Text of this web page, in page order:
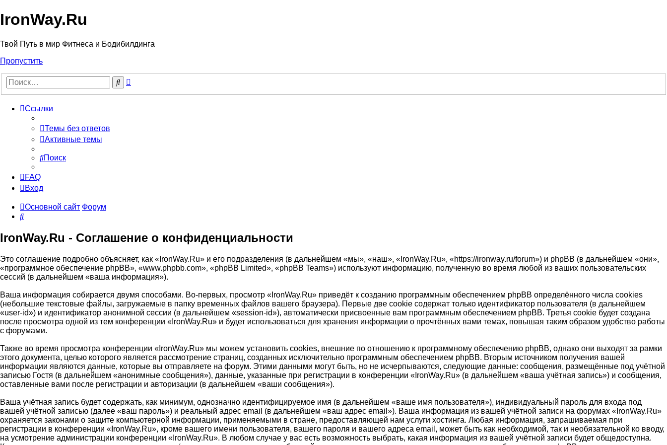
IronWay.Ru
Твой Путь в мир Фитнеса и Бодибилдинга
Пропустить
Поиск
Ссылки
Темы без ответов
Активные темы
Поиск
FAQ
Вход
Основной сайт Форум
Поиск
IronWay.Ru - Соглашение о конфиденциальности
Это соглашение подробно объясняет, как «IronWay.Ru» и его подразделения (в дальнейшем «мы», «наш», «IronWay.Ru», «https://ironway.ru/forum») и phpBB (в дальнейшем «они»,
«программное обеспечение phpBB», «www.phpbb.com», «phpBB Limited», «phpBB Teams») используют информацию, полученную во время любой из ваших пользовательских
сессий (в дальнейшем «ваша информация»).
Ваша информация собирается двумя способами. Во-первых, просмотр «IronWay.Ru» приведёт к созданию программным обеспечением phpBB определённого числа cookies
(небольшие текстовые файлы, загружаемые в папку временных файлов вашего браузера). Первые две cookie содержат только идентификатор пользователя (в дальнейшем
«user-id») и идентификатор анонимной сессии (в дальнейшем «session-id»), автоматически присвоенные вам программным обеспечением phpBB. Третья cookie будет создана
после просмотра одной из тем конференции «IronWay.Ru» и будет использоваться для хранения информации о прочтённых вами темах, повышая таким образом удобство работы
с форумами.
Также во время просмотра конференции «IronWay.Ru» мы можем установить cookies, внешние по отношению к программному обеспечению phpBB, однако они выходят за рамки
этого документа, целью которого является рассмотрение страниц, созданных исключительно программным обеспечением phpBB. Вторым источником получения вашей
информации являются данные, которые вы отправляете на форум. Этими данными могут быть, но не исчерпываются, следующие данные: сообщения, размещённые под учётной
записью Гостя (в дальнейшем «анонимные сообщения»), данные, указанные при регистрации в конференции «IronWay.Ru» (в дальнейшем «ваша учётная запись») и сообщения,
оставленные вами после регистрации и авторизации (в дальнейшем «ваши сообщения»).
Ваша учётная запись будет содержать, как минимум, однозначно идентифицируемое имя (в дальнейшем «ваше имя пользователя»), индивидуальный пароль для входа под
вашей учётной записью (далее «ваш пароль») и реальный адрес email (в дальнейшем «ваш адрес email»). Ваша информация из вашей учётной записи на форумах «IronWay.Ru»
охраняется законами о защите компьютерной информации, применяемыми в стране, предоставляющей нам услуги хостинга. Любая информация, запрашиваемая при
регистрации в конференции «IronWay.Ru», кроме вашего имени пользователя, вашего пароля и вашего адреса email, может быть как необходимой, так и необязательной ко вводу,
на усмотрение администрации конференции «IronWay.Ru». В любом случае у вас есть возможность выбрать, какая информация из вашей учётной записи будет общедоступна.